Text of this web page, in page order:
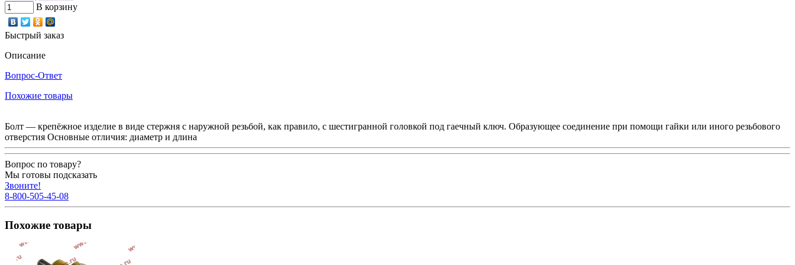
В корзину
Быстрый заказ
Описание
Вопрос-Ответ
Похожие товары
Болт — крепёжное изделие в виде стержня с наружной резьбой, как правило, с шестигранной головкой под гаечный ключ. Образующее соединение при помощи гайки или иного резьбового
отверстия Основные отличия: диаметр и длина
Вопрос по товару?
Мы готовы подсказать
Звоните!
8-800-505-45-08
Похожие товары